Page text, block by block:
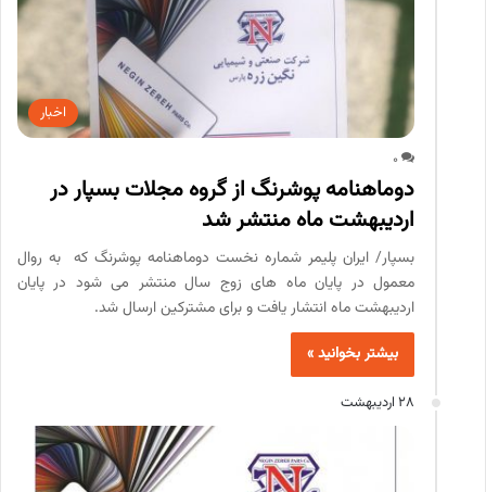
اخبار
0
دوماهنامه پوشرنگ از گروه مجلات بسپار در
اردیبهشت ماه منتشر شد
بسپار/ ایران پلیمر شماره نخست دوماهنامه پوشرنگ که به روال
معمول در پایان ماه های زوج سال منتشر می شود در پایان
اردیبهشت ماه انتشار یافت و برای مشترکین ارسال شد.
بیشتر بخوانید »
28 اردیبهشت